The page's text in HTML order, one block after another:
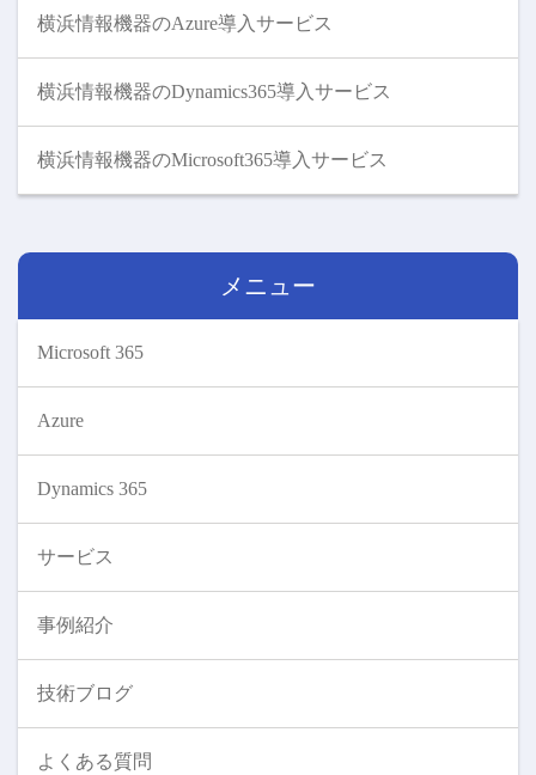
横浜情報機器のAzure導入サービス
横浜情報機器のDynamics365導入サービス
横浜情報機器のMicrosoft365導入サービス
メニュー
Microsoft 365
Azure
Dynamics 365
サービス
事例紹介
技術ブログ
よくある質問